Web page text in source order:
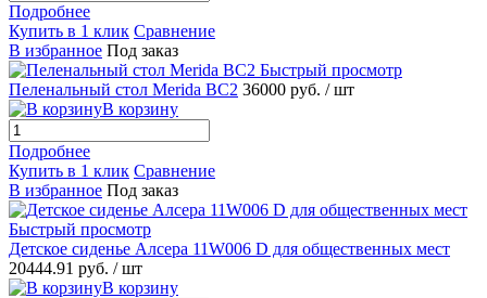
Подробнее
Купить в 1 клик Сравнение
В избранное Под заказ
Быстрый просмотр
Пеленальный стол Merida BC2 36000 руб. / шт
В корзину
Подробнее
Купить в 1 клик Сравнение
В избранное Под заказ
Быстрый просмотр
Детское сиденье Алсера 11W006 D для общественных мест
20444.91 руб. / шт
В корзину